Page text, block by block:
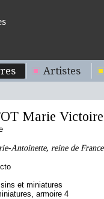
Artistes
Marie Victoire
Antoinette, reine de France
et miniatures
armoire 4